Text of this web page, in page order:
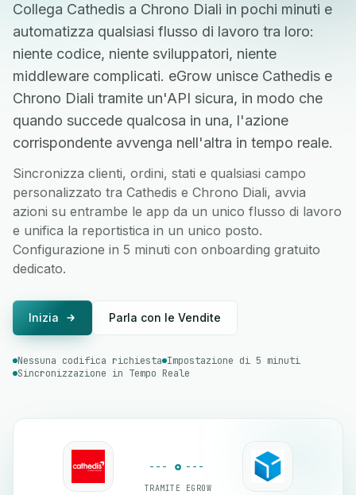
Collega Cathedis a Chrono Diali in pochi minuti e
automatizza qualsiasi flusso di lavoro tra loro:
niente codice, niente sviluppatori, niente
middleware complicati. eGrow unisce Cathedis e
Chrono Diali tramite un'API sicura, in modo che
quando succede qualcosa in una, l'azione
corrispondente avvenga nell'altra in tempo reale.
Sincronizza clienti, ordini, stati e qualsiasi campo
personalizzato tra Cathedis e Chrono Diali, avvia
azioni su entrambe le app da un unico flusso di lavoro
e unifica la reportistica in un unico posto.
Configurazione in 5 minuti con onboarding gratuito
dedicato.
Inizia Parla con le Vendite
Nessuna codifica richiesta Impostazione di 5 minuti
Sincronizzazione in Tempo Reale
TRAMITE EGROW